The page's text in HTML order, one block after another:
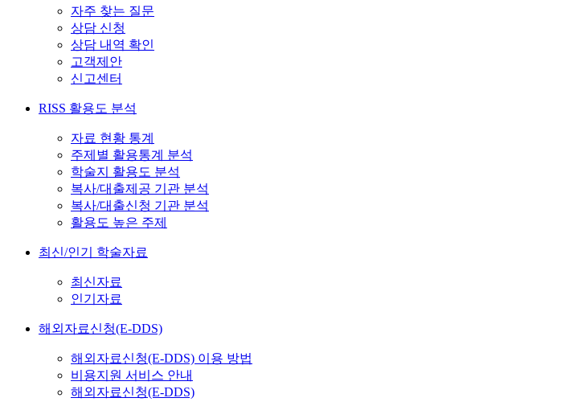
자주 찾는 질문
상담 신청
상담 내역 확인
고객제안
신고센터
RISS 활용도 분석
자료 현황 통계
주제별 활용통계 분석
학술지 활용도 분석
복사/대출제공 기관 분석
복사/대출신청 기관 분석
활용도 높은 주제
최신/인기 학술자료
최신자료
인기자료
해외자료신청(E-DDS)
해외자료신청(E-DDS) 이용 방법
비용지원 서비스 안내
해외자료신청(E-DDS)